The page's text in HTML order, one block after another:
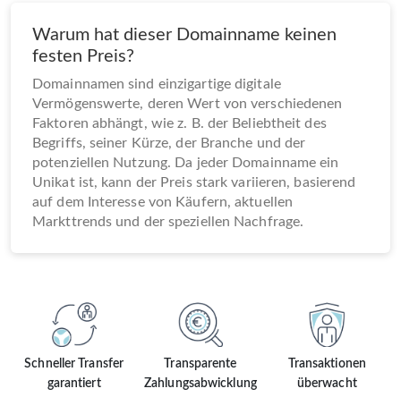
Schneller Transfer
garantiert
Transparente
Zahlungsabwicklung
Transaktionen
überwacht
Warum hat dieser Domainname keinen
festen Preis?
Domainnamen sind einzigartige digitale
Vermögenswerte, deren Wert von verschiedenen
Faktoren abhängt, wie z. B. der Beliebtheit des
Begriffs, seiner Kürze, der Branche und der
potenziellen Nutzung. Da jeder Domainname ein
Unikat ist, kann der Preis stark variieren, basierend
auf dem Interesse von Käufern, aktuellen
Markttrends und der speziellen Nachfrage.